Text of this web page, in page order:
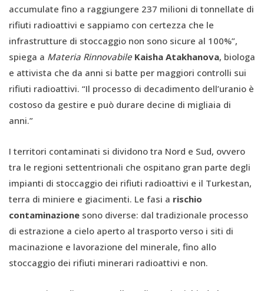
accumulate fino a raggiungere 237 milioni di tonnellate di
rifiuti radioattivi e sappiamo con certezza che le
infrastrutture di stoccaggio non sono sicure al 100%”,
spiega a Materia Rinnovabile Kaisha Atakhanova, biologa
e attivista che da anni si batte per maggiori controlli sui
rifiuti radioattivi. “Il processo di decadimento dell’uranio è
costoso da gestire e può durare decine di migliaia di
anni.”
I territori contaminati si dividono tra Nord e Sud, ovvero
tra le regioni settentrionali che ospitano gran parte degli
impianti di stoccaggio dei rifiuti radioattivi e il Turkestan,
terra di miniere e giacimenti. Le fasi a rischio
contaminazione sono diverse: dal tradizionale processo
di estrazione a cielo aperto al trasporto verso i siti di
macinazione e lavorazione del minerale, fino allo
stoccaggio dei rifiuti minerari radioattivi e non.